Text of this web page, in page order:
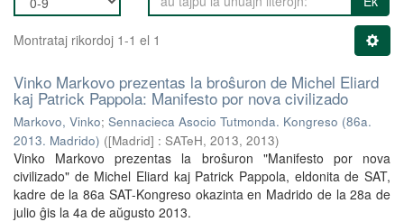
Montrataj rikordoj 1-1 el 1
Vinko Markovo prezentas la broŝuron de Michel Eliard
kaj Patrick Pappola: Manifesto por nova civilizado
Markovo, Vinko; Sennacieca Asocio Tutmonda. Kongreso (86a.
2013. Madrido) ([Madrid] : SATeH, 2013, 2013)
Vinko Markovo prezentas la broŝuron "Manifesto por nova
civilizado" de Michel Eliard kaj Patrick Pappola, eldonita de SAT,
kadre de la 86a SAT-Kongreso okazinta en Madrido de la 28a de
julio ĝis la 4a de aŭgusto 2013.